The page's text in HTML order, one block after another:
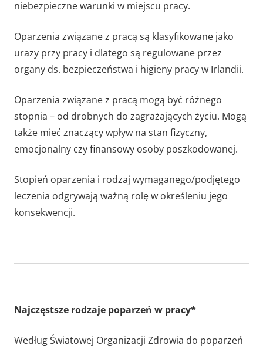
niebezpieczne warunki w miejscu pracy.
Oparzenia związane z pracą są klasyfikowane jako
urazy przy pracy i dlatego są regulowane przez
organy ds. bezpieczeństwa i higieny pracy w Irlandii.
Oparzenia związane z pracą mogą być różnego
stopnia – od drobnych do zagrażających życiu. Mogą
także mieć znaczący wpływ na stan fizyczny,
emocjonalny czy finansowy osoby poszkodowanej.
Stopień oparzenia i rodzaj wymaganego/podjętego
leczenia odgrywają ważną rolę w określeniu jego
konsekwencji.
Najczęstsze rodzaje poparzeń w pracy*
Według Światowej Organizacji Zdrowia do poparzeń